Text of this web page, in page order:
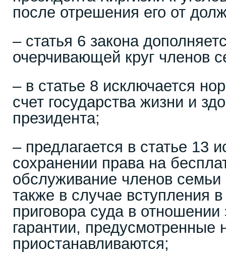
после отрешения его от
– статья 6 закона
очерчивающей круг членов
– в статье 8 исключается
счет государства жизни и
президента;
– предлагается в статье 13
сохранении права на
обслуживание членов семьи
также в случае вступления
приговора суда в отношении
гарантии, предусмотренные
приостанавливаются;